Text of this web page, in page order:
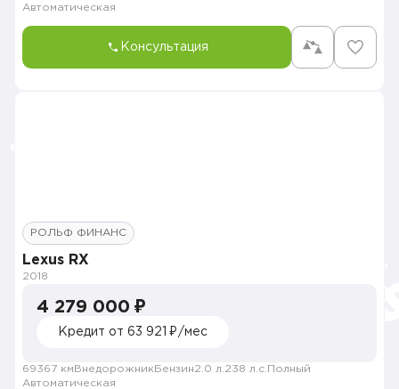
Автоматическая
Консультация
РОЛЬФ ФИНАНС
Lexus RX
2018
4 279 000 ₽
Кредит от 63 921 ₽/мес
69367 км Внедорожник Бензин2.0 л. 238 л.с. Полный
Автоматическая